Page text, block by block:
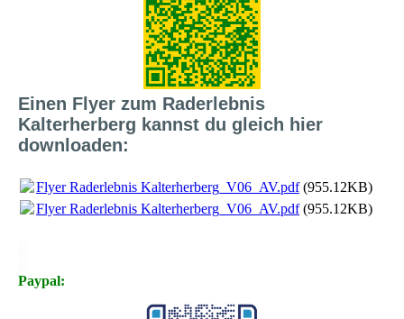
Einen Flyer zum Raderlebnis
Kalterherberg kannst du gleich hier
downloaden:
Flyer Raderlebnis Kalterherberg_V06_AV.pdf(955.12KB)
Flyer Raderlebnis Kalterherberg_V06_AV.pdf(955.12KB)
Paypal: